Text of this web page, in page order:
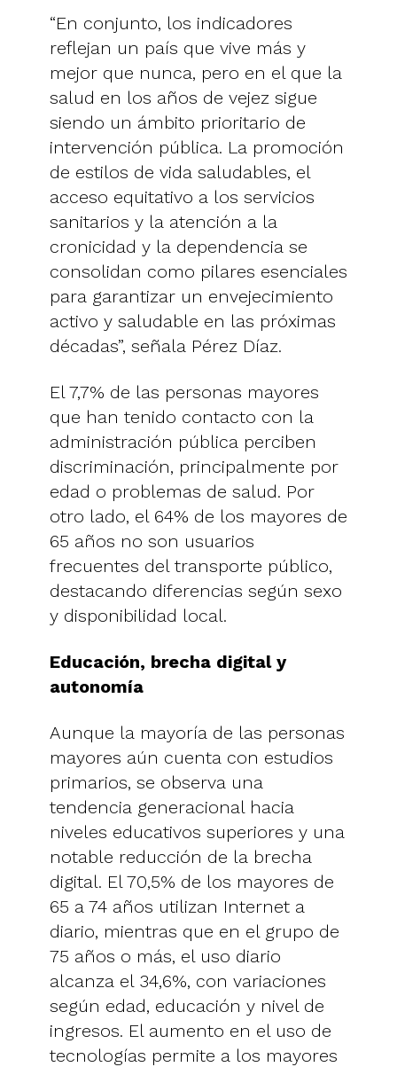
“En conjunto, los indicadores
reflejan un país que vive más y
mejor que nunca, pero en el que la
salud en los años de vejez sigue
siendo un ámbito prioritario de
intervención pública. La promoción
de estilos de vida saludables, el
acceso equitativo a los servicios
sanitarios y la atención a la
cronicidad y la dependencia se
consolidan como pilares esenciales
para garantizar un envejecimiento
activo y saludable en las próximas
décadas”, señala Pérez Díaz.
El 7,7% de las personas mayores
que han tenido contacto con la
administración pública perciben
discriminación, principalmente por
edad o problemas de salud. Por
otro lado, el 64% de los mayores de
65 años no son usuarios
frecuentes del transporte público,
destacando diferencias según sexo
y disponibilidad local.
Educación, brecha digital y
autonomía
Aunque la mayoría de las personas
mayores aún cuenta con estudios
primarios, se observa una
tendencia generacional hacia
niveles educativos superiores y una
notable reducción de la brecha
digital. El 70,5% de los mayores de
65 a 74 años utilizan Internet a
diario, mientras que en el grupo de
75 años o más, el uso diario
alcanza el 34,6%, con variaciones
según edad, educación y nivel de
ingresos. El aumento en el uso de
tecnologías permite a los mayores